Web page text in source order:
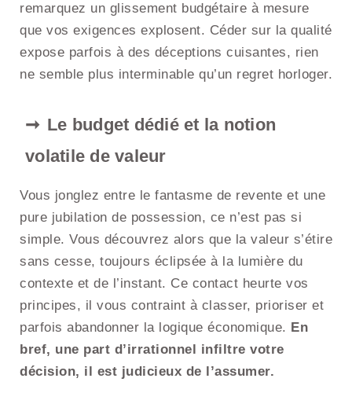
remarquez un glissement budgétaire à mesure
que vos exigences explosent. Céder sur la qualité
expose parfois à des déceptions cuisantes, rien
ne semble plus interminable qu’un regret horloger.
Le budget dédié et la notion
volatile de valeur
Vous jonglez entre le fantasme de revente et une
pure jubilation de possession, ce n’est pas si
simple. Vous découvrez alors que la valeur s’étire
sans cesse, toujours éclipsée à la lumière du
contexte et de l’instant. Ce contact heurte vos
principes, il vous contraint à classer, prioriser et
parfois abandonner la logique économique. En
bref, une part d’irrationnel infiltre votre
décision, il est judicieux de l’assumer.